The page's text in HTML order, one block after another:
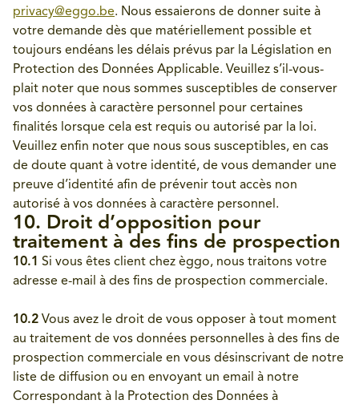
privacy@eggo.be. Nous essaierons de donner suite à
votre demande dès que matériellement possible et
toujours endéans les délais prévus par la Législation en
Protection des Données Applicable. Veuillez s’il-vous-
plait noter que nous sommes susceptibles de conserver
vos données à caractère personnel pour certaines
finalités lorsque cela est requis ou autorisé par la loi.
Veuillez enfin noter que nous sous susceptibles, en cas
de doute quant à votre identité, de vous demander une
preuve d’identité afin de prévenir tout accès non
autorisé à vos données à caractère personnel.
10. Droit d’opposition pour
traitement à des fins de prospection
10.1 Si vous êtes client chez èggo, nous traitons votre
adresse e-mail à des fins de prospection commerciale.
10.2 Vous avez le droit de vous opposer à tout moment
au traitement de vos données personnelles à des fins de
prospection commerciale en vous désinscrivant de notre
liste de diffusion ou en envoyant un email à notre
Correspondant à la Protection des Données à